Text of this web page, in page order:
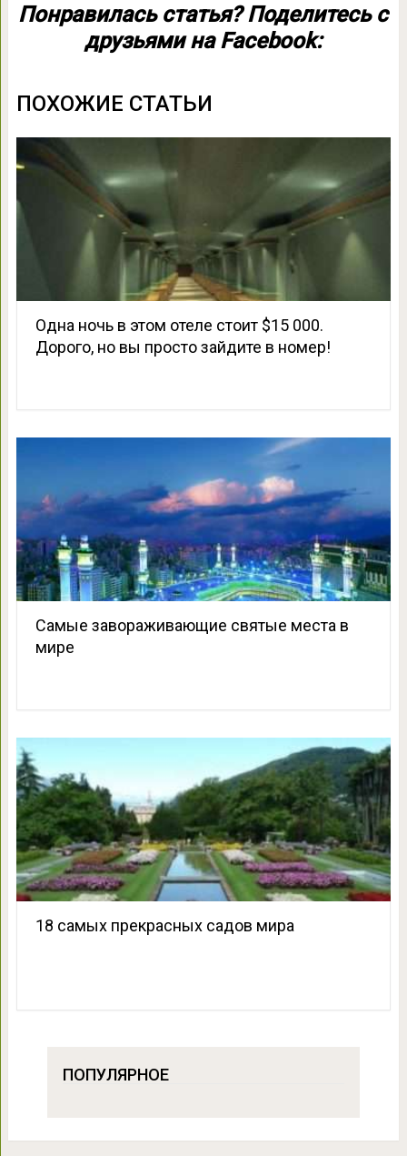
Понравилась статья? Поделитесь с
друзьями на Facebook:
ПОХОЖИЕ СТАТЬИ
Одна ночь в этом отеле стоит $15 000.
Дорого, но вы просто зайдите в номер!
Самые завораживающие святые места в
мире
18 самых прекрасных садов мира
ПОПУЛЯРНОЕ